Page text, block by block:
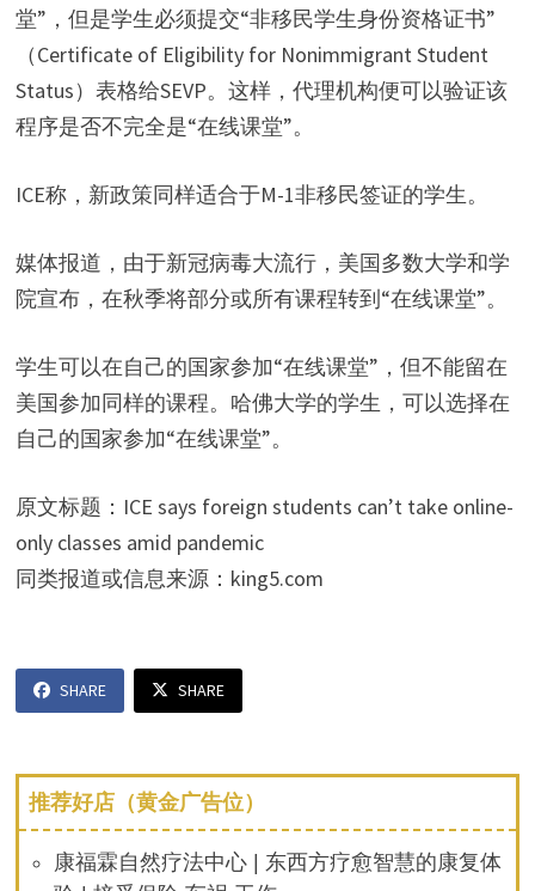
堂”，但是学生必须提交“非移民学生身份资格证书”
（Certificate of Eligibility for Nonimmigrant Student
Status）表格给SEVP。这样，代理机构便可以验证该
程序是否不完全是“在线课堂”。
ICE称，新政策同样适合于M-1非移民签证的学生。
媒体报道，由于新冠病毒大流行，美国多数大学和学
院宣布，在秋季将部分或所有课程转到“在线课堂”。
学生可以在自己的国家参加“在线课堂”，但不能留在
美国参加同样的课程。哈佛大学的学生，可以选择在
自己的国家参加“在线课堂”。
原文标题：ICE says foreign students can’t take online-
only classes amid pandemic
同类报道或信息来源：king5.com
SHARE SHARE
推荐好店（黄金广告位）
康福霖自然疗法中心 | 东西方疗愈智慧的康复体